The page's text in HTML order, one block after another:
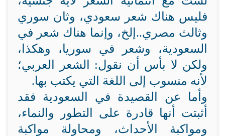
فليس هناك شعر سعودي، وثان سوري
وثالث مصري..إلخ، وإنما هناك شعر في
السعودية، وشعر في سوريا، وهكذا،
ولكن لا بأس أن نقول: الشعر العربي؛
لأنه منسوب إلى اللغة التي يكتب بها.
وأما عن القصيدة في السعودية فقد
أثبتت أنها قادرة على التطور والنماء،
ومواكبة الأحداث، ومحاولة مواكبة